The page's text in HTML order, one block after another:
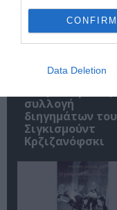
CONFIRM
Data Deletion
Αυτοβιογραφία
συλλογή
διηγημάτων του
Σιγκισμούντ
Κρζιζανόφσκι